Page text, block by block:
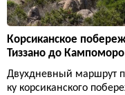
Корсиканское
Тиззано до
Двухдневный маршрут
ку корсиканского